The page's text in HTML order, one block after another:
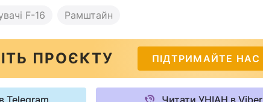
F-16 Рамштайн
ПРОЄКТУ ПІДТРИМАЙТЕ НАС
Telegram Читати УНІАН в Viber